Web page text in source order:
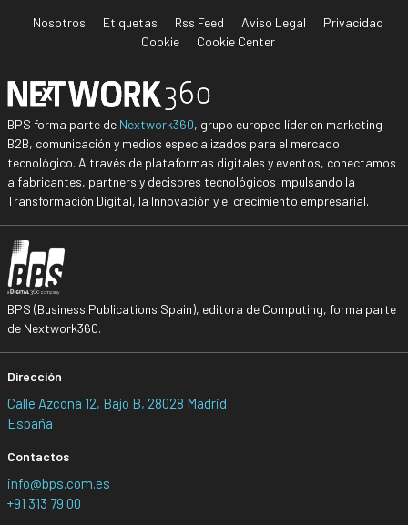
Nosotros Etiquetas Rss Feed Aviso Legal
Privacidad
Cookie
Cookie Center
BPS forma parte de Nextwork360, grupo europeo líder en marketing
B2B, comunicación y medios especializados para el mercado
tecnológico. A través de plataformas digitales y eventos, conectamos
a fabricantes, partners y decisores tecnológicos impulsando la
Transformación Digital, la Innovación y el crecimiento empresarial.
BPS (Business Publications Spain), editora de Computing, forma parte
de Nextwork360.
Dirección
Calle Azcona 12, Bajo B, 28028 Madrid
España
Contactos
info@bps.com.es
+91 313 79 00